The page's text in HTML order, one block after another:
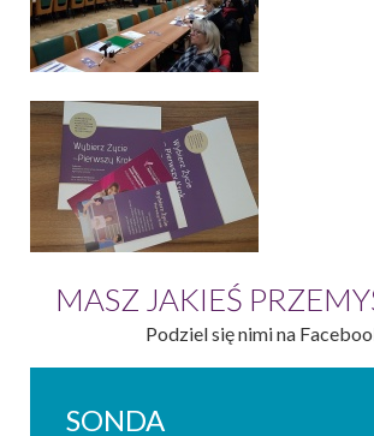
MASZ JAKIEŚ
Podziel się nimi na
SONDA